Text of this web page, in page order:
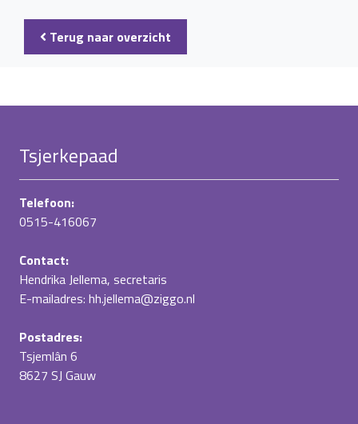
Terug naar overzicht
Tsjerkepaad
Telefoon:
0515-416067
Contact:
Hendrika Jellema, secretaris
E-mailadres: hh.jellema@ziggo.nl
Postadres:
Tsjemlân 6
8627 SJ Gauw